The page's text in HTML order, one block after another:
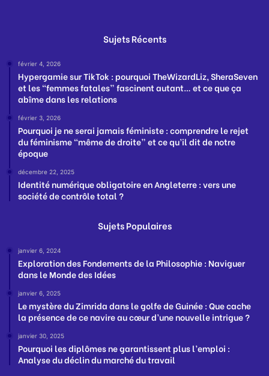
Sujets Récents
février 4, 2026
Hypergamie sur TikTok : pourquoi TheWizardLiz, SheraSeven
et les “femmes fatales” fascinent autant… et ce que ça
abîme dans les relations
février 3, 2026
Pourquoi je ne serai jamais féministe : comprendre le rejet
du féminisme “même de droite” et ce qu’il dit de notre
époque
décembre 22, 2025
Identité numérique obligatoire en Angleterre : vers une
société de contrôle total ?
Sujets Populaires
janvier 6, 2024
Exploration des Fondements de la Philosophie : Naviguer
dans le Monde des Idées
janvier 6, 2025
Le mystère du Zimrida dans le golfe de Guinée : Que cache
la présence de ce navire au cœur d’une nouvelle intrigue ?
janvier 30, 2025
Pourquoi les diplômes ne garantissent plus l’emploi :
Analyse du déclin du marché du travail